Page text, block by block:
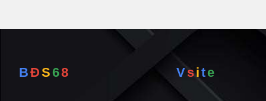
BĐS68 Vsite